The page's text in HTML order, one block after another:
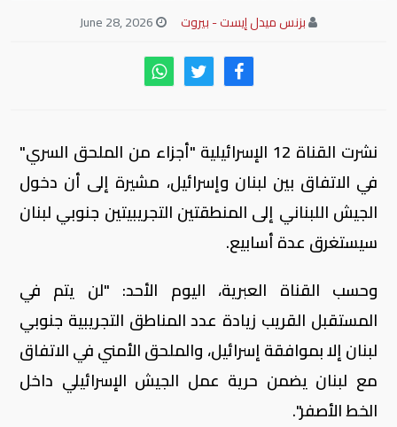
بزنس ميدل إيست - بيروت
نشرت القناة 12 الإسرائيلية "أجزاء من الملحق السري"
في الاتفاق بين لبنان وإسرائيل، مشيرة إلى أن دخول
الجيش اللبناني إلى المنطقتين التجريبيتين جنوبي لبنان
سيستغرق عدة أسابيع.
وحسب القناة العبرية، اليوم الأحد: "لن يتم في
المستقبل القريب زيادة عدد المناطق التجريبية جنوبي
لبنان إلا بموافقة إسرائيل، والملحق الأمني في الاتفاق
مع لبنان يضمن حرية عمل الجيش الإسرائيلي داخل
الخط الأصفر".